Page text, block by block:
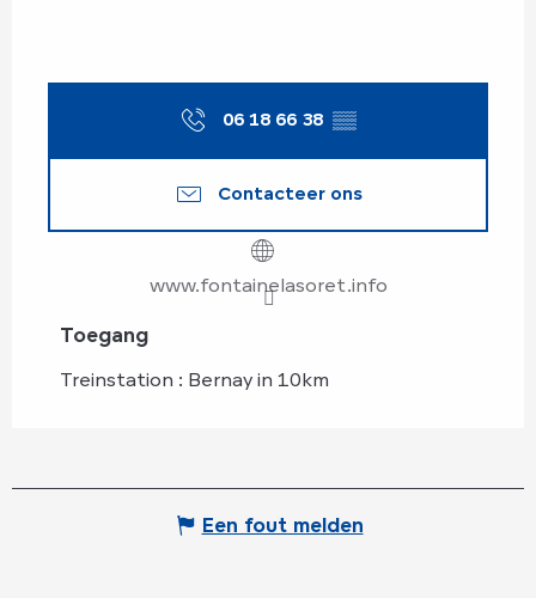
06 18 66 38 ▒▒
Contacteer ons
www.fontainelasoret.info
Toegang
Toegang
Treinstation : Bernay in 10km
Een fout melden